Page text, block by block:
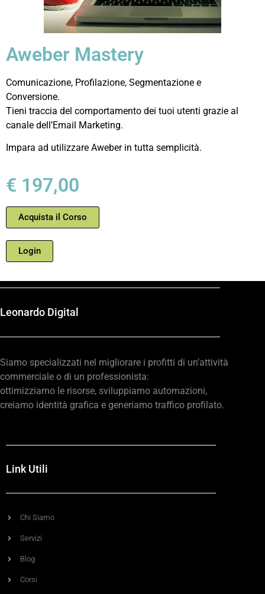
Aweber Mastery
Comunicazione, Profilazione, Segmentazione e
Conversione.
Tieni traccia del comportamento dei tuoi utenti grazie al
canale dell’Email Marketing.
Impara ad utilizzare Aweber in tutta semplicità.
€ 197,00
Acquista il Corso
Login
Leonardo Digital
Siamo specializzati nel migliorare i profitti di un’attività
commerciale o di un professionista:
ottimizziamo le risorse, sviluppiamo automazioni,
creiamo identità grafica e generiamo traffico profilato.
Link Utili
Chi Siamo
Servizi
Blog
Corsi